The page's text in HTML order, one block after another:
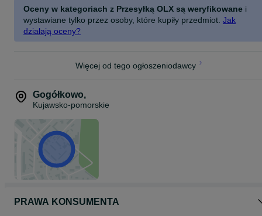
Oceny w kategoriach z Przesyłką OLX są weryfikowane i
wystawiane tylko przez osoby, które kupiły przedmiot. Jak
działają oceny?
Więcej od tego ogłoszeniodawcy
Gogółkowo,
Kujawsko-pomorskie
PRAWA KONSUMENTA